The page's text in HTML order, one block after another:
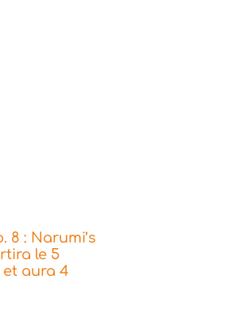
8 : Narumi’s
le 5
et aura 4